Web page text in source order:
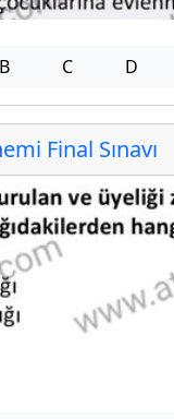
B C D
Final Sınavı